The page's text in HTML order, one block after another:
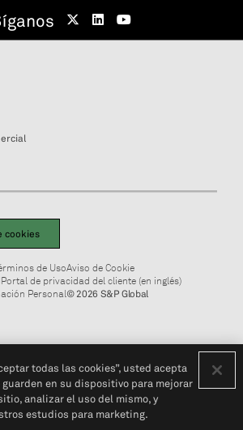
cookies
de UsoAviso de Cookie
Portal de privacidad del cliente (en inglés)
Personal© 2026 S&P Global
todas las cookies”, usted acepta
en su dispositivo para mejorar
analizar el uso del mismo, y
estudios para marketing.